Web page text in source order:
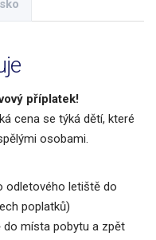
příplatek!
cena se týká dětí, které
osobami.
odletového letiště do
poplatků)
místa pobytu a zpět